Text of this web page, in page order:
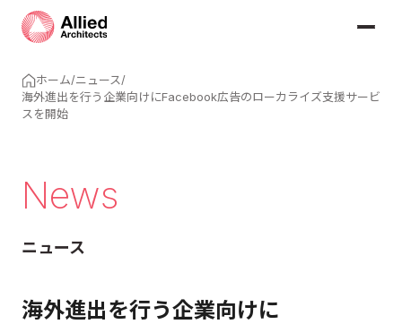
ホーム/ニュース/
海外進出を行う企業向けにFacebook広告のローカライズ支援サービ
スを開始
News
ニュース
海外進出を行う企業向けに